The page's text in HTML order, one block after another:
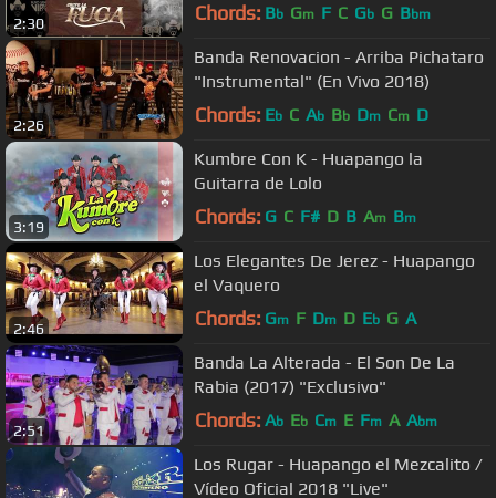
2:30 Chords: Bb Gm F C Gb G Bbm
2:26
Banda Renovacion - Arriba Pichataro
"Instrumental" (En Vivo 2018)
Chords: Eb C Ab Bb Dm Cm D
3:19
Kumbre Con K - Huapango la
Guitarra de Lolo
Chords: G C F# D B Am Bm
2:46
Los Elegantes De Jerez - Huapango
el Vaquero
Chords: Gm F Dm D Eb G A
2:51
Banda La Alterada - El Son De La
Rabia (2017) "Exclusivo"
Chords: Ab Eb Cm E Fm A Abm
Los Rugar - Huapango el Mezcalito /
Vídeo Oficial 2018 "Live"